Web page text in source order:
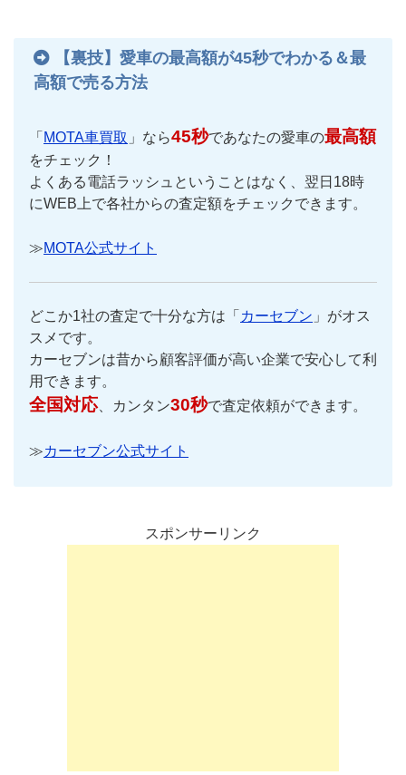
【裏技】愛車の最高額が45秒でわかる＆最
高額で売る方法
「 MOTA車買取 」なら45秒であなたの愛車の最高額
をチェック！
よくある電話ラッシュということはなく、翌日18時
にWEB上で各社からの査定額をチェックできます。
≫MOTA公式サイト
どこか1社の査定で十分な方は「 カーセブン 」がオス
スメです。
カーセブンは昔から顧客評価が高い企業で安心して利
用できます。
全国対応、カンタン30秒で査定依頼ができます。
≫カーセブン公式サイト
スポンサーリンク